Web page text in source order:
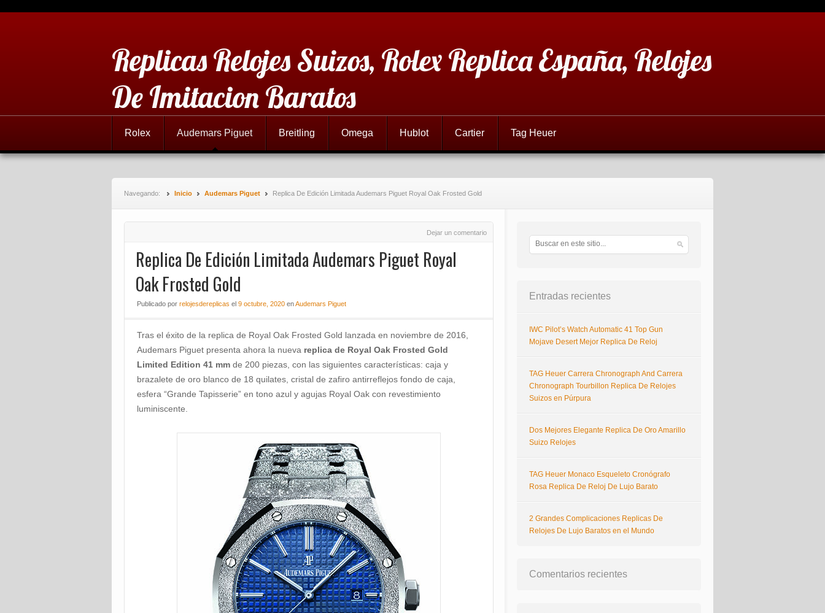
Replicas Relojes Suizos, Rolex Replica España, Relojes
De Imitacion Baratos
Rolex Audemars Piguet Breitling Omega Hublot Cartier Tag Heuer
Navegando: Inicio Audemars Piguet Replica De Edición Limitada Audemars Piguet Royal Oak Frosted Gold
Dejar un comentario
Replica De Edición Limitada Audemars Piguet Royal
Oak Frosted Gold
Publicado por relojesdereplicas el 9 octubre, 2020 enAudemars Piguet
Tras el éxito de la replica de Royal Oak Frosted Gold lanzada en noviembre de 2016,
Audemars Piguet presenta ahora la nueva replica de Royal Oak Frosted Gold
Limited Edition 41 mm de 200 piezas, con las siguientes características: caja y
brazalete de oro blanco de 18 quilates, cristal de zafiro antirreflejos fondo de caja,
esfera “Grande Tapisserie” en tono azul y agujas Royal Oak con revestimiento
luminiscente.
Entradas recientes
IWC Pilot’s Watch Automatic 41 Top Gun
Mojave Desert Mejor Replica De Reloj
TAG Heuer Carrera Chronograph And Carrera
Chronograph Tourbillon Replica De Relojes
Suizos en Púrpura
Dos Mejores Elegante Replica De Oro Amarillo
Suizo Relojes
TAG Heuer Monaco Esqueleto Cronógrafo
Rosa Replica De Reloj De Lujo Barato
2 Grandes Complicaciones Replicas De
Relojes De Lujo Baratos en el Mundo
Comentarios recientes